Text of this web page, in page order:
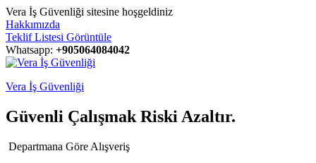
Vera İş Güvenliği sitesine hoşgeldiniz
Hakkımızda
Teklif Listesi Görüntüle
Whatsapp: +905064084042
Vera İş Güvenliği
Güvenli Çalışmak Riski Azaltır.
Departmana Göre Alışveriş